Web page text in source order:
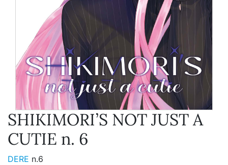
SHIKIMORI’S NOT JUST A
CUTIE n. 6
DERE n.6